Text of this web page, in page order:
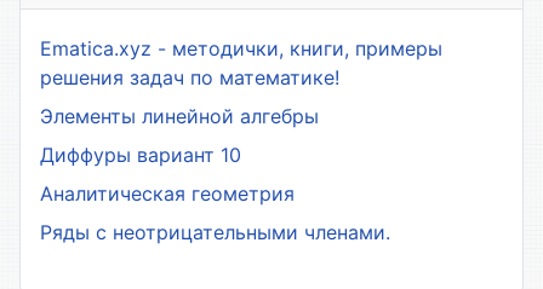
Ematica.xyz - методички, книги, примеры
решения задач по математике!
Элементы линейной алгебры
Диффуры вариант 10
Аналитическая геометрия
Ряды с неотрицательными членами.